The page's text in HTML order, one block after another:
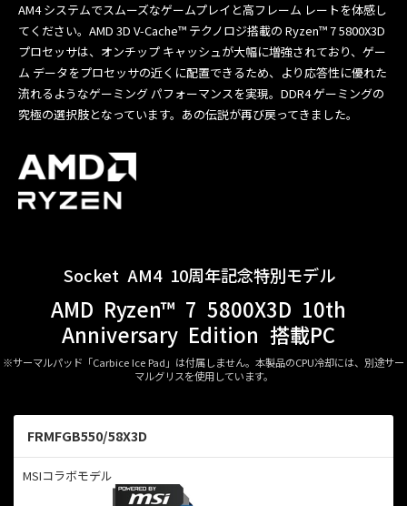
AM4 システムでスムーズなゲームプレイと高フレーム レートを体感し
てください。AMD 3D V-Cache™ テクノロジ搭載の Ryzen™ 7 5800X3D
プロセッサは、オンチップ キャッシュが大幅に増強されており、ゲー
ム データをプロセッサの近くに配置できるため、より応答性に優れた
流れるようなゲーミング パフォーマンスを実現。DDR4 ゲーミングの
究極の選択肢となっています。あの伝説が再び戻ってきました。
Socket AM4 10周年記念特別モデル
AMD Ryzen™ 7 5800X3D 10th
Anniversary Edition 搭載PC
※サーマルパッド「Carbice Ice Pad」は付属しません。本製品のCPU冷却には、別途サー
マルグリスを使用しています。
FRMFGB550/58X3D
MSIコラボモデル